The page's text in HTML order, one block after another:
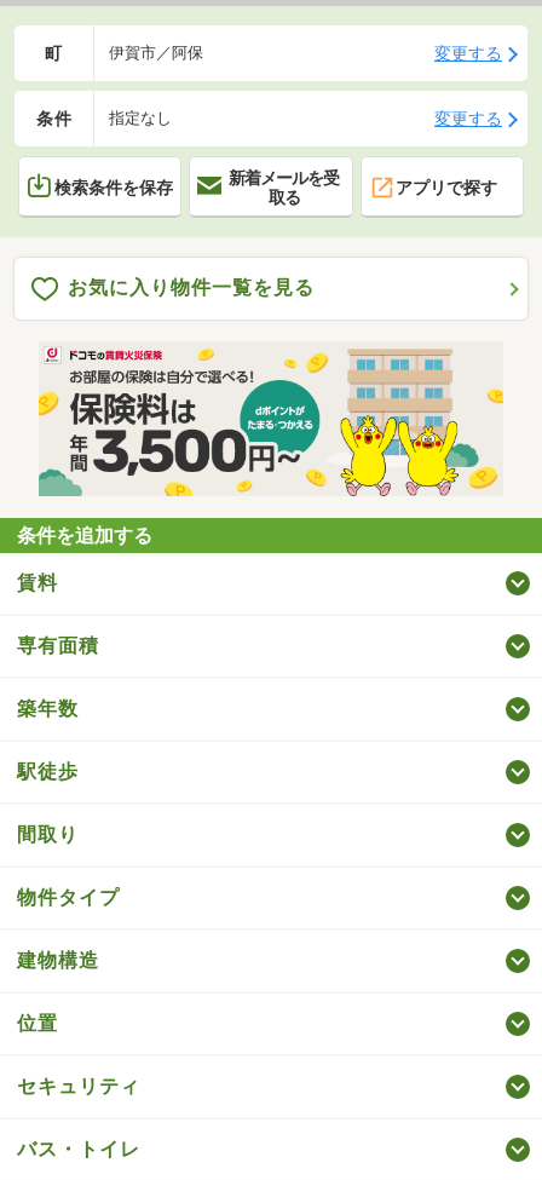
町 伊賀市／阿保 変更する
条件 指定なし 変更する
検索条件を保存
新着メールを受
取る
アプリで探す
お気に入り物件一覧を見る
条件を追加する
賃料
専有面積
築年数
駅徒歩
間取り
物件タイプ
建物構造
位置
セキュリティ
バス・トイレ